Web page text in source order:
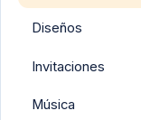
Diseños
Invitaciones
Música